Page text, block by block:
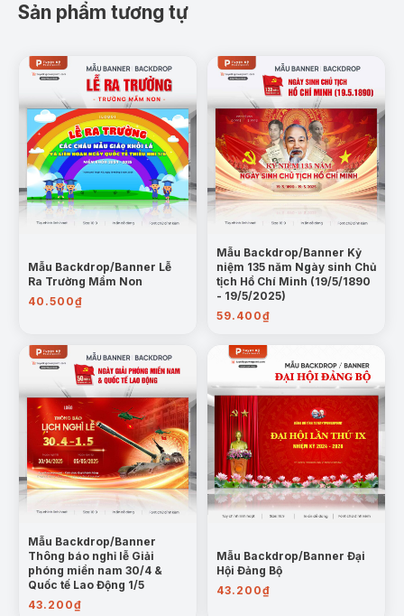
Sản phẩm tương tự
Mẫu Backdrop/Banner Lễ
Ra Trường Mầm Non
40.500₫
Mẫu Backdrop/Banner Kỷ
niệm 135 năm Ngày sinh Chủ
tịch Hồ Chí Minh (19/5/1890
- 19/5/2025)
59.400₫
Mẫu Backdrop/Banner
Thông báo nghỉ lễ Giải
phóng miền nam 30/4 &
Quốc tế Lao Động 1/5
43.200₫
Mẫu Backdrop/Banner Đại
Hội Đảng Bộ
43.200₫